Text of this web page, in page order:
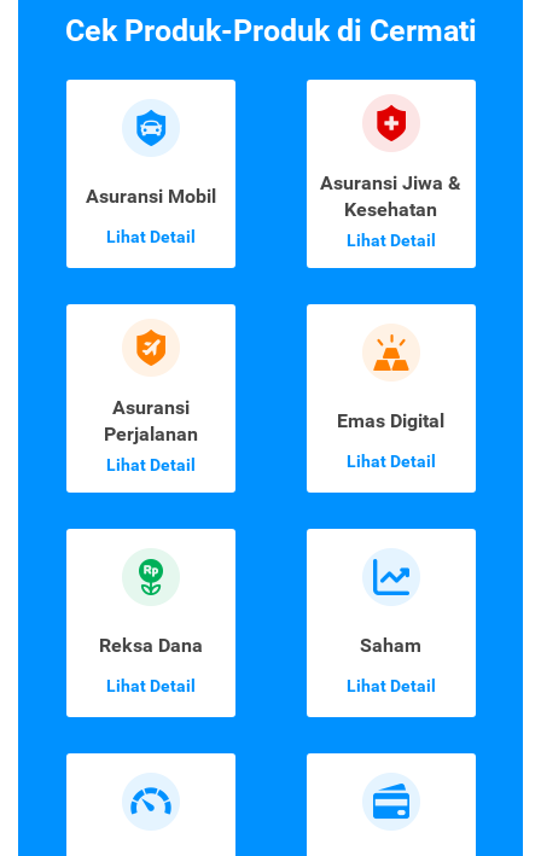
Cek Produk-Produk di Cermati
Asuransi Mobil
Lihat Detail
Asuransi Jiwa &
Kesehatan
Lihat Detail
Asuransi
Perjalanan
Lihat Detail
Emas Digital
Lihat Detail
Reksa Dana
Lihat Detail
Saham
Lihat Detail